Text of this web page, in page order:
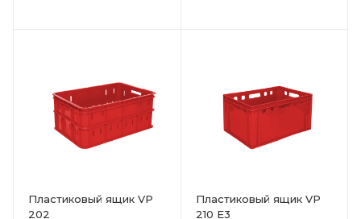
Пластиковый ящик VP
202
Пластиковый ящик VP
210 Е3